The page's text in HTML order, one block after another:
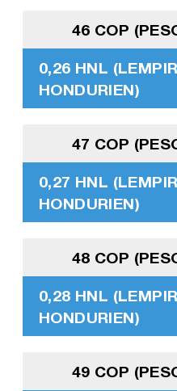
46 COP
0,26 HNL
HONDURIEN)
47 COP
0,27 HNL
HONDURIEN)
48 COP
0,28 HNL
HONDURIEN)
49 COP